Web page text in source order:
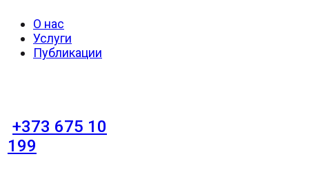
О нас
Услуги
Публикации
+373 675 10
199